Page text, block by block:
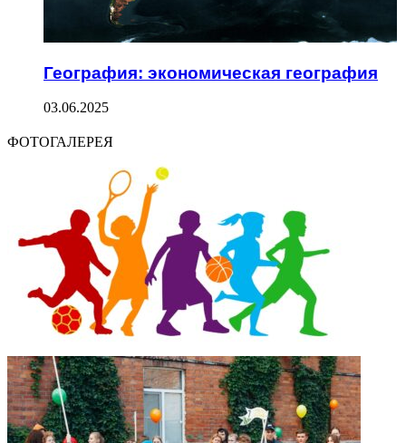
География: экономическая география
03.06.2025
ФОТОГАЛЕРЕЯ